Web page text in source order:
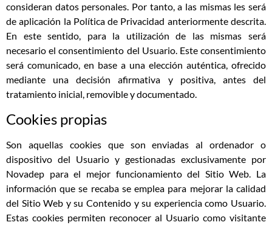
consideran datos personales. Por tanto, a las mismas les será
de aplicación la Política de Privacidad anteriormente descrita.
En este sentido, para la utilización de las mismas será
necesario el consentimiento del Usuario. Este consentimiento
será comunicado, en base a una elección auténtica, ofrecido
mediante una decisión afirmativa y positiva, antes del
tratamiento inicial, removible y documentado.
Cookies propias
Son aquellas cookies que son enviadas al ordenador o
dispositivo del Usuario y gestionadas exclusivamente por
Novadep para el mejor funcionamiento del Sitio Web. La
información que se recaba se emplea para mejorar la calidad
del Sitio Web y su Contenido y su experiencia como Usuario.
Estas cookies permiten reconocer al Usuario como visitante